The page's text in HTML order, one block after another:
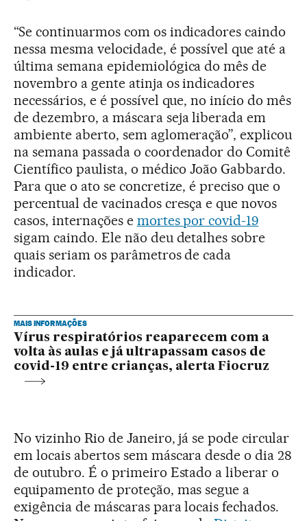
“Se continuarmos com os indicadores caindo
nessa mesma velocidade, é possível que até a
última semana epidemiológica do mês de
novembro a gente atinja os indicadores
necessários, e é possível que, no início do mês
de dezembro, a máscara seja liberada em
ambiente aberto, sem aglomeração”, explicou
na semana passada o coordenador do Comitê
Científico paulista, o médico João Gabbardo.
Para que o ato se concretize, é preciso que o
percentual de vacinados cresça e que novos
casos, internações e mortes por covid-19
sigam caindo. Ele não deu detalhes sobre
quais seriam os parâmetros de cada
indicador.
MAIS INFORMAÇÕES
Vírus respiratórios reaparecem com a
volta às aulas e já ultrapassam casos de
covid-19 entre crianças, alerta Fiocruz
No vizinho Rio de Janeiro, já se pode circular
em locais abertos sem máscara desde o dia 28
de outubro. É o primeiro Estado a liberar o
equipamento de proteção, mas segue a
exigência de máscaras para locais fechados.